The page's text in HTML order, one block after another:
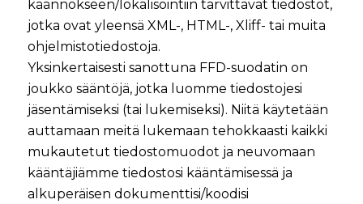
käännökseen/lokalisointiin tarvittavat tiedostot,
jotka ovat yleensä XML-, HTML-, Xliff- tai muita
ohjelmistotiedostoja.
Yksinkertaisesti sanottuna FFD-suodatin on
joukko sääntöjä, jotka luomme tiedostojesi
jäsentämiseksi (tai lukemiseksi). Niitä käytetään
auttamaan meitä lukemaan tehokkaasti kaikki
mukautetut tiedostomuodot ja neuvomaan
kääntäjiämme tiedostosi kääntämisessä ja
alkuperäisen dokumenttisi/koodisi